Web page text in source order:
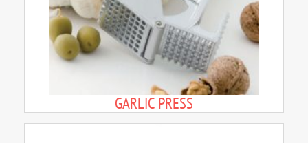
GARLIC PRESS